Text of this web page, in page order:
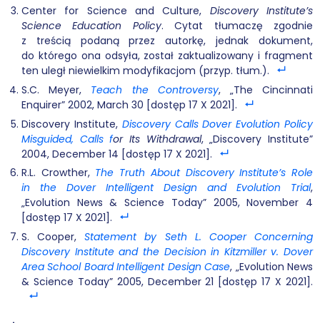
Center for Science and Culture, Discovery Institute’s
Science Education Policy. Cytat tłumaczę zgodnie
z treścią podaną przez autorkę, jednak dokument,
do którego ona odsyła, został zaktualizowany i fragment
ten uległ niewielkim modyfikacjom (przyp. tłum.).
S.C. Meyer, Teach the Controversy, „The Cincinnati
Enquirer” 2002, March 30 [dostęp 17 X 2021].
Discovery Institute, Discovery Calls Dover Evolution Policy
Misguided, Callsfor Its Withdrawal, „Discovery Institute”
2004, December 14 [dostęp 17 X 2021].
R.L. Crowther, The Truth About Discovery Institute’s Role
in the Dover Intelligent Design and Evolution Trial,
„Evolution News & Science Today” 2005, November 4
[dostęp 17 X 2021].
S. Cooper,Statement by Seth L. Cooper Concerning
Discovery Institute and the Decision in Kitzmiller v. Dover
Area School Board Intelligent Design Case, „Evolution News
& Science Today” 2005, December 21 [dostęp 17 X 2021].